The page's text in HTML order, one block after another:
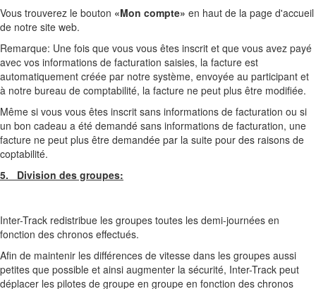
Vous trouverez le bouton «Mon compte» en haut de la page d'accueil
de notre site web.
Remarque: Une fois que vous vous êtes inscrit et que vous avez payé
avec vos informations de facturation saisies, la facture est
automatiquement créée par notre système, envoyée au participant et
à notre bureau de comptabilité, la facture ne peut plus être modifiée.
Même si vous vous êtes inscrit sans informations de facturation ou si
un bon cadeau a été demandé sans informations de facturation, une
facture ne peut plus être demandée par la suite pour des raisons de
coptabilité.
5. Division des groupes:
Inter-Track redistribue les groupes toutes les demi-journées en
fonction des chronos effectués.
Afin de maintenir les différences de vitesse dans les groupes aussi
petites que possible et ainsi augmenter la sécurité, Inter-Track peut
déplacer les pilotes de groupe en groupe en fonction des chronos